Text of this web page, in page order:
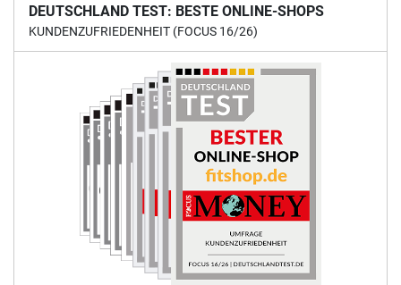
DEUTSCHLAND TEST: BESTE ONLINE-SHOPS
KUNDENZUFRIEDENHEIT (FOCUS 16/26)